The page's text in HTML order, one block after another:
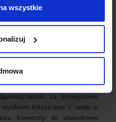
wszystkie
potwierdzającym dokonanie
od Umowy Sprzedaży.
oświadczeniem o odstąpieniu od
przez Sprzedawcę.
za zmniejszenie
wynikiem korzystania z niego w
konieczny do stwierdzenia